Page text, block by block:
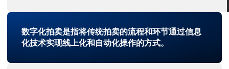
数字化拍卖是指将传统拍卖的流程和环节通过信息
化技术实现线上化和自动化操作的方式。